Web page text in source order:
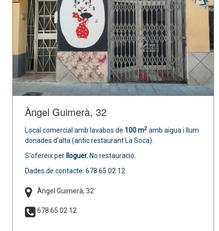
Àngel Guimerà, 32
Local comercial amb lavabos de 100 m2 amb aigua i llum
donades d'alta (antic restaurant La Soca).
S'ofereix per lloguer. No restauració.
Dades de contacte: 678 65 02 12
Àngel Guimerà, 32
678 65 02 12